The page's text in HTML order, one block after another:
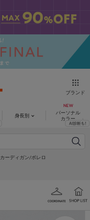
ブランド
身長別
パーソナル
カラー
カーディガン/ボレロ